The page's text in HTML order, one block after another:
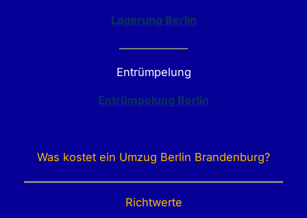
Lagerung Berlin
Entrümpelung
Entrümpelung Berlin
Was kostet ein Umzug Berlin Brandenburg?
Richtwerte